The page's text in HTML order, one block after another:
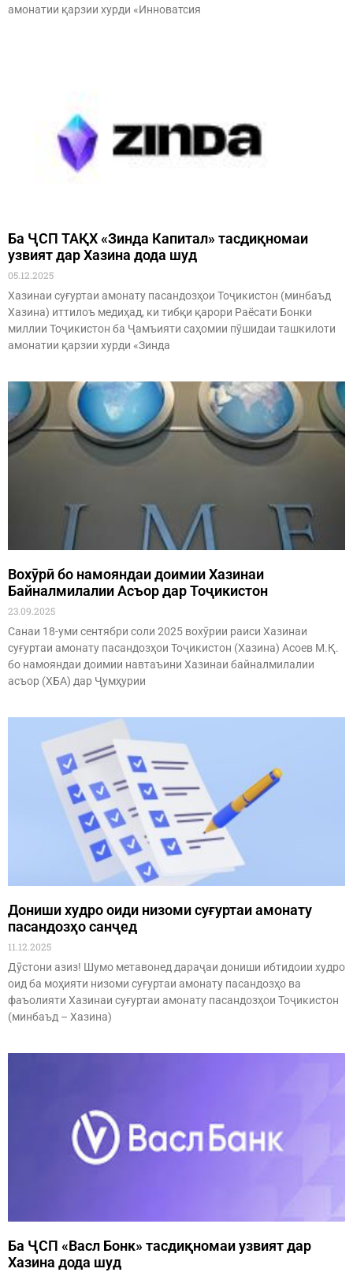
амонатии қарзии хурди «Инноватсия
Ба ҶСП ТАҚХ «Зинда Капитал» тасдиқномаи
узвият дар Хазина дода шуд
05.12.2025
Хазинаи суғуртаи амонату пасандозҳои Тоҷикистон (минбаъд
Хазина) иттилоъ медиҳад, ки тибқи қарори Раёсати Бонки
миллии Тоҷикистон ба Ҷамъияти саҳомии пӯшидаи ташкилоти
амонатии қарзии хурди «Зинда
Вохӯрӣ бо намояндаи доимии Хазинаи
Байналмилалии Асъор дар Тоҷикистон
23.09.2025
Санаи 18-уми сентябри соли 2025 вохӯрии раиси Хазинаи
суғуртаи амонату пасандозҳои Тоҷикистон (Хазина) Асоев М.Қ.
бо намояндаи доимии навтаъини Хазинаи байналмилалии
асъор (ХБА) дар Ҷумҳурии
Дониши худро оиди низоми суғуртаи амонату
пасандозҳо санҷед
11.12.2025
Дӯстони азиз! Шумо метавонед дараҷаи дониши ибтидоии худро
оид ба моҳияти низоми суғуртаи амонату пасандозҳо ва
фаъолияти Хазинаи суғуртаи амонату пасандозҳои Тоҷикистон
(минбаъд – Хазина)
Ба ҶСП «Васл Бонк» тасдиқномаи узвият дар
Хазина дода шуд